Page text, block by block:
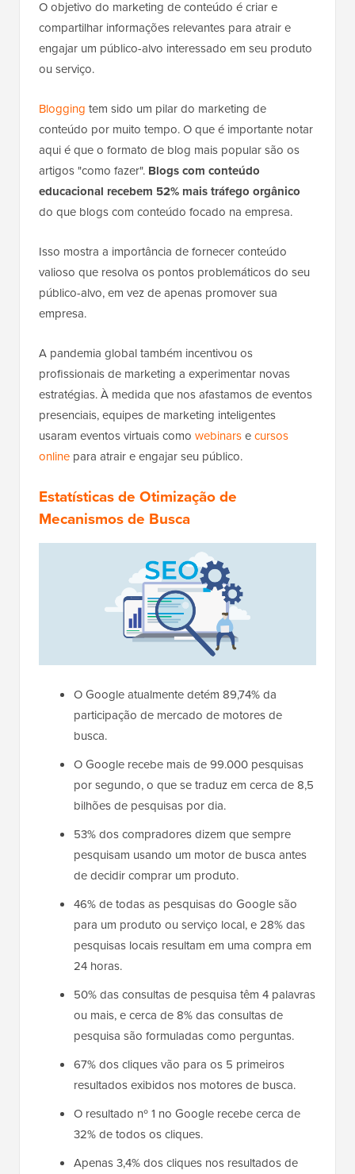
O objetivo do marketing de conteúdo é criar e
compartilhar informações relevantes para atrair e
engajar um público-alvo interessado em seu produto
ou serviço.
Blogging tem sido um pilar do marketing de
conteúdo por muito tempo. O que é importante notar
aqui é que o formato de blog mais popular são os
artigos "como fazer". Blogs com conteúdo
educacional recebem 52% mais tráfego orgânico
do que blogs com conteúdo focado na empresa.
Isso mostra a importância de fornecer conteúdo
valioso que resolva os pontos problemáticos do seu
público-alvo, em vez de apenas promover sua
empresa.
A pandemia global também incentivou os
profissionais de marketing a experimentar novas
estratégias. À medida que nos afastamos de eventos
presenciais, equipes de marketing inteligentes
usaram eventos virtuais como webinarsecursos
online para atrair e engajar seu público.
Estatísticas de Otimização de
Mecanismos de Busca
O Google atualmente detém 89,74% da
participação de mercado de motores de
busca.
O Google recebe mais de 99.000 pesquisas
por segundo, o que se traduz em cerca de 8,5
bilhões de pesquisas por dia.
53% dos compradores dizem que sempre
pesquisam usando um motor de busca antes
de decidir comprar um produto.
46% de todas as pesquisas do Google são
para um produto ou serviço local, e 28% das
pesquisas locais resultam em uma compra em
24 horas.
50% das consultas de pesquisa têm 4 palavras
ou mais, e cerca de 8% das consultas de
pesquisa são formuladas como perguntas.
67% dos cliques vão para os 5 primeiros
resultados exibidos nos motores de busca.
O resultado nº 1 no Google recebe cerca de
32% de todos os cliques.
Apenas 3,4% dos cliques nos resultados de